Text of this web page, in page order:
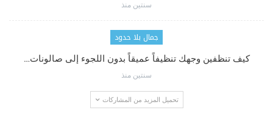
سنتين منذ
جمال بلا حدود
كيف تنظفين وجهك تنظيفاً عميقاً بدون اللجوء إلى صالونات…
سنتين منذ
تحميل المزيد من المشاركات